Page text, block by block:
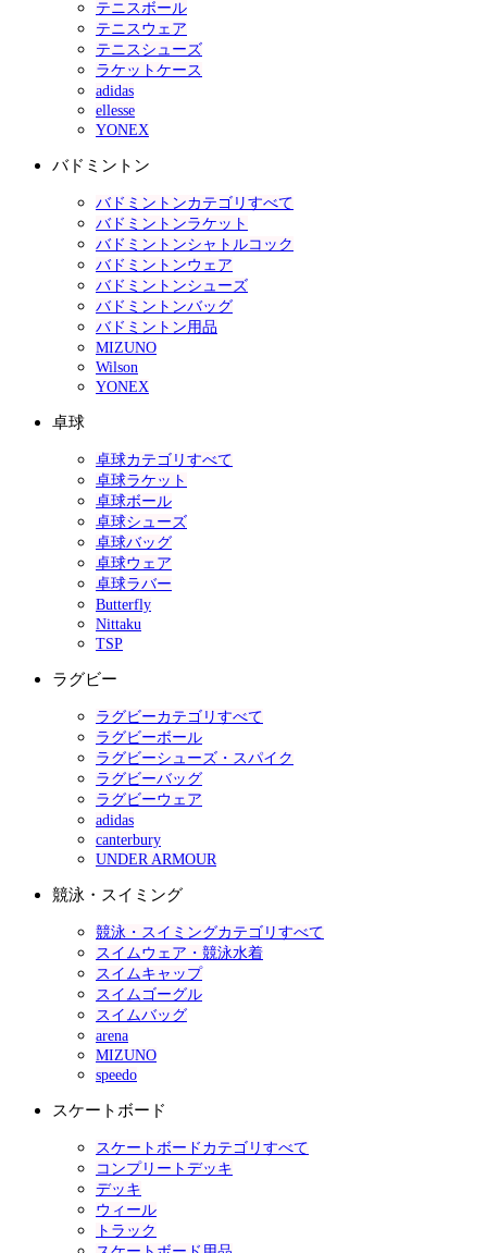
テニスボール
テニスウェア
テニスシューズ
ラケットケース
adidas
ellesse
YONEX
バドミントン
バドミントンカテゴリすべて
バドミントンラケット
バドミントンシャトルコック
バドミントンウェア
バドミントンシューズ
バドミントンバッグ
バドミントン用品
MIZUNO
Wilson
YONEX
卓球
卓球カテゴリすべて
卓球ラケット
卓球ボール
卓球シューズ
卓球バッグ
卓球ウェア
卓球ラバー
Butterfly
Nittaku
TSP
ラグビー
ラグビーカテゴリすべて
ラグビーボール
ラグビーシューズ・スパイク
ラグビーバッグ
ラグビーウェア
adidas
canterbury
UNDER ARMOUR
競泳・スイミング
競泳・スイミングカテゴリすべて
スイムウェア・競泳水着
スイムキャップ
スイムゴーグル
スイムバッグ
arena
MIZUNO
speedo
スケートボード
スケートボードカテゴリすべて
コンプリートデッキ
デッキ
ウィール
トラック